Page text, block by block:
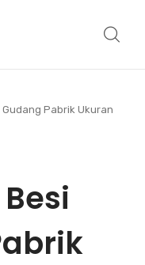
Pabrik Ukuran